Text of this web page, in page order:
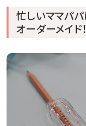
忙しいママパパ
オーダーメイド！